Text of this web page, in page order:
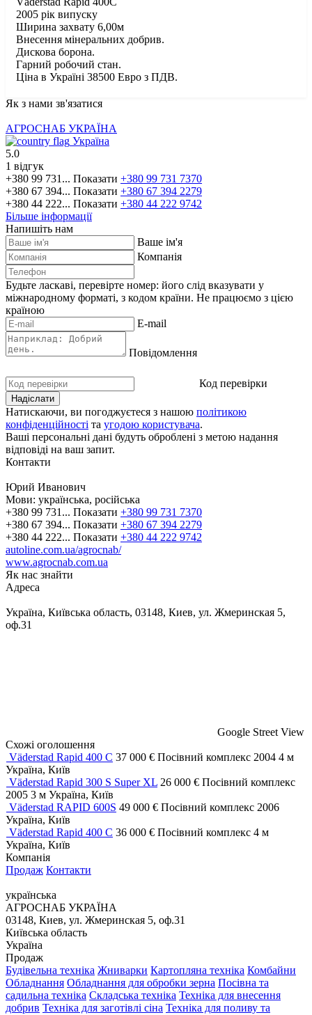
2005 рік випуску
Ширина захвату 6,00м
Внесення мінеральних добрив.
Дискова борона.
Гарний робочий стан.
Ціна в Україні 38500 Евро з ПДВ.
Як з нами зв'язатися
АГРОСНАБ УКРАЇНА
Україна
5.0
1 відгук
+380 99 731... Показати +380 99 731 7370
+380 67 394... Показати +380 67 394 2279
+380 44 222... Показати +380 44 222 9742
Більше інформації
Напишіть нам
Ваше ім'я
Компанія
Будьте ласкаві, перевірте номер: його слід вказувати у
міжнародному форматі, з кодом країни. Не працюємо з цією
країною
E-mail
Повідомлення
Код перевірки
Натискаючи, ви погоджуєтеся з нашою політикою
конфіденційності та угодою користувача.
Ваші персональні дані будуть оброблені з метою надання
відповіді на ваш запит.
Контакти
Юрий Иванович
Мови: українська, російська
+380 99 731... Показати +380 99 731 7370
+380 67 394... Показати +380 67 394 2279
+380 44 222... Показати +380 44 222 9742
autoline.com.ua/agrocnab/
www.agrocnab.com.ua
Як нас знайти
Адреса
Україна, Київська область, 03148, Киев, ул. Жмеринская 5,
оф.31
Google Street View
Схожі оголошення
Väderstad Rapid 400 C 37 000 € Посівний комплекс 2004 4 м
Україна, Київ
Väderstad Rapid 300 S Super XL 26 000 € Посівний комплекс
2005 3 м Україна, Київ
Väderstad RAPID 600S 49 000 € Посівний комплекс 2006
Україна, Київ
Väderstad Rapid 400 C 36 000 € Посівний комплекс 4 м
Україна, Київ
Компанія
Продаж Контакти
українська
АГРОСНАБ УКРАЇНА
03148, Киев, ул. Жмеринская 5, оф.31
Київська область
Україна
Продаж
Будівельна техніка Жниварки Картопляна техніка Комбайни
Обладнання Обладнання для обробки зерна Посівна та
садильна техніка Складська техніка Техніка для внесення
добрив Техніка для заготівлі сіна Техніка для поливу та